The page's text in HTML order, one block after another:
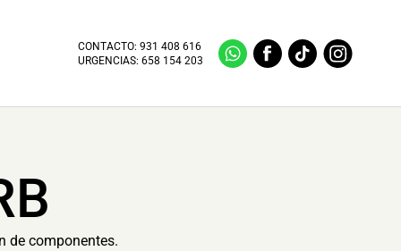
CONTACTO:931 408 616
URGENCIAS:658 154 203
de componentes.